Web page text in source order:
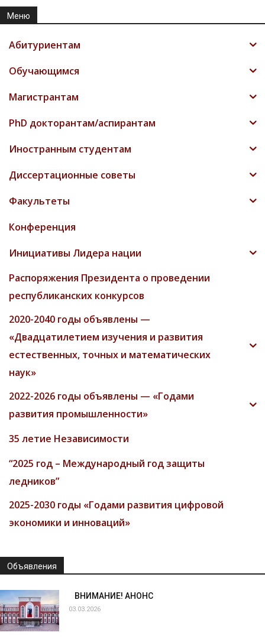
Меню
Абитуриентам
Обучающимся
Магистрантам
PhD докторантам/аспирантам
Иностранным студентам
Диссертационные советы
Факультеты
Конференция
Инициативы Лидера нации
Распоряжения Президента о проведении
республиканских конкурсов
2020-2040 годы объявлены —
«Двадцатилетием изучения и развития
естественных, точных и математических
наук»
2022-2026 годы объявлены — «Годами
развития промышленности»
35 летие Независимости
“2025 год – Международный год защиты
ледников”
2025-2030 годы «Годами развития цифровой
экономики и инноваций»
Объявления
ВНИМАНИЕ! АНОНС
03.03.2026